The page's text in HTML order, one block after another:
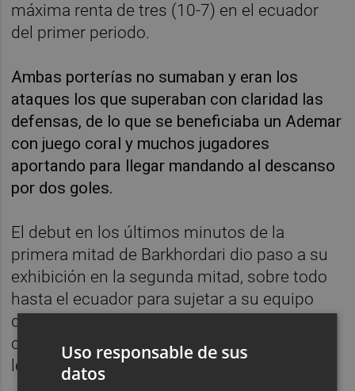
máxima renta de tres (10-7) en el ecuador
del primer periodo.
Ambas porterías no sumaban y eran los
ataques los que superaban con claridad las
defensas, de lo que se beneficiaba un Ademar
con juego coral y muchos jugadores
aportando para llegar mandando al descanso
por dos goles.
El debut en los últimos minutos de la
primera mitad de Barkhordari dio paso a su
exhibición en la segunda mitad, sobre todo
hasta el ecuador para sujetar a su equipo
que tenía muchos problemas ante el ataque
con siete jugadores y portería vacía de los
levantinos.
Uso responsable de sus
datos